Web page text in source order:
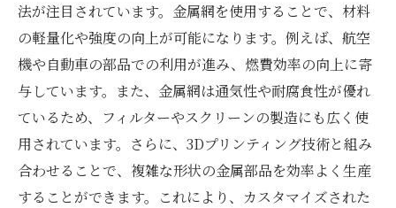
法が注目されています。金属網を使用することで、材料
の軽量化や強度の向上が可能になります。例えば、航空
機や自動車の部品での利用が進み、燃費効率の向上に寄
与しています。また、金属網は通気性や耐腐食性が優れ
ているため、フィルターやスクリーンの製造にも広く使
用されています。さらに、3Dプリンティング技術と組み
合わせることで、複雑な形状の金属部品を効率よく生産
することができます。これにより、カスタマイズされた